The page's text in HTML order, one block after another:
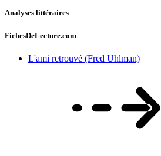
Analyses littéraires
FichesDeLecture.com
L'ami retrouvé (Fred Uhlman)